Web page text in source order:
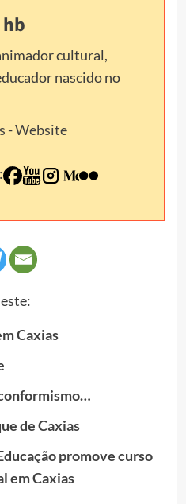
cultural,
nascido no
-Website
Caxias
de Caxias
promove curso
em Caxias